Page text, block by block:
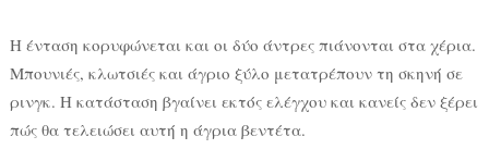
Η ένταση κορυφώνεται και οι δύο άντρες πιάνονται στα χέρια.
Μπουνιές, κλωτσιές και άγριο ξύλο μετατρέπουν τη σκηνή σε
ρινγκ. Η κατάσταση βγαίνει εκτός ελέγχου και κανείς δεν ξέρει
πώς θα τελειώσει αυτή η άγρια βεντέτα.